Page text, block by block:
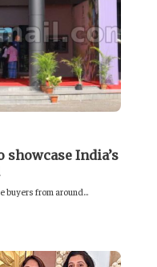
India’s
buyers from around...